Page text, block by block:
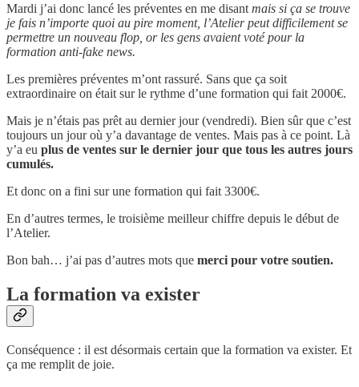
Mardi j’ai donc lancé les préventes en me disantmais si ça se trouve
je fais n’importe quoi au pire moment, l’Atelier peut difficilement se
permettre un nouveau flop, or les gens avaient voté pour la
formation anti-fake news.
Les premières préventes m’ont rassuré. Sans que ça soit
extraordinaire on était sur le rythme d’une formation qui fait 2000€.
Mais je n’étais pas prêt au dernier jour (vendredi). Bien sûr que c’est
toujours un jour où y’a davantage de ventes. Mais pas à ce point. Là
y’a eu plus de ventes sur le dernier jour que tous les autres jours
cumulés.
Et donc on a fini sur une formation qui fait 3300€.
En d’autres termes, le troisième meilleur chiffre depuis le début de
l’Atelier.
Bon bah… j’ai pas d’autres mots que merci pour votre soutien.
La formation va exister
Conséquence : il est désormais certain que la formation va exister. Et
ça me remplit de joie.